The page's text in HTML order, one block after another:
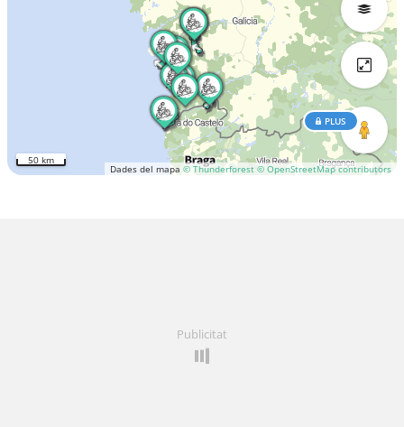
Dades del mapa © Thunderforest © OpenStreetMap contributors
PLUS
50 km
Publicitat